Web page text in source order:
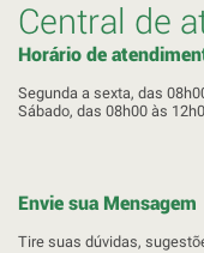
Central de
Horário de
Segunda a sexta, das
Sábado, das 08h00 às
Envie sua Mensagem
Tire suas dúvidas,